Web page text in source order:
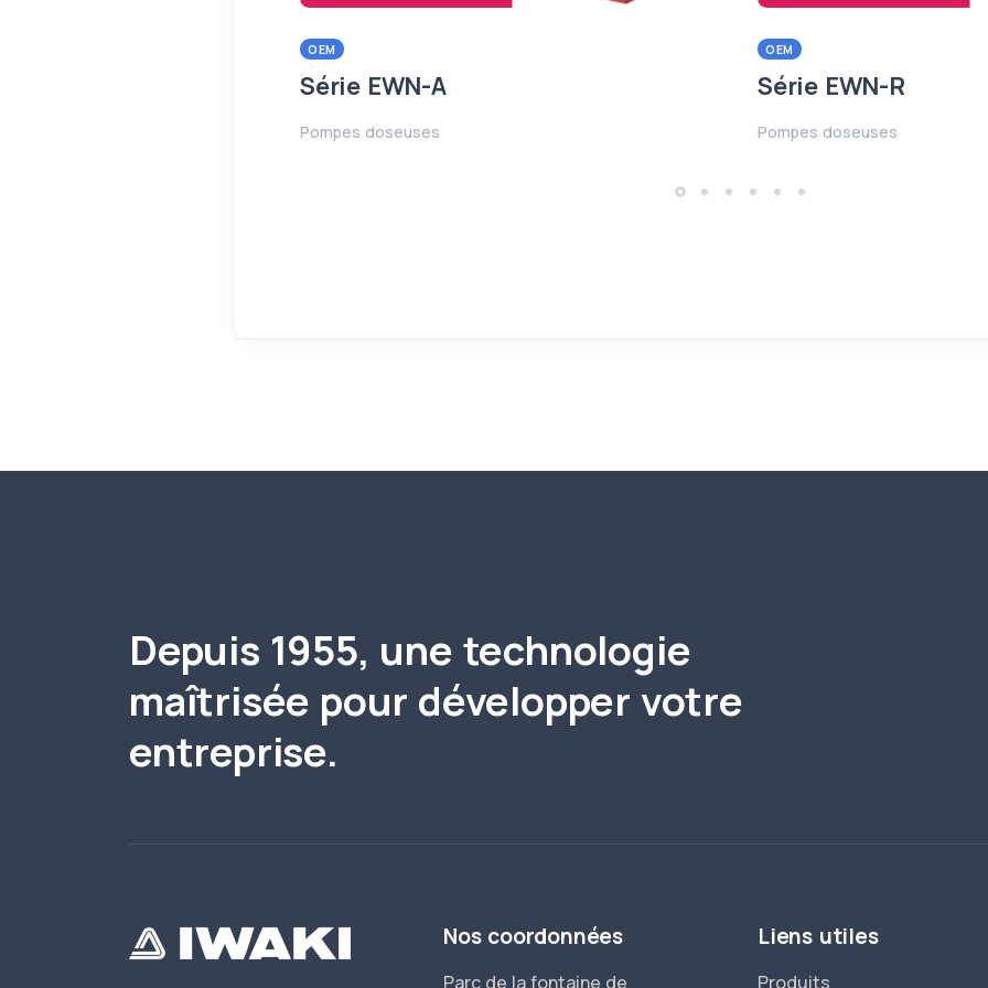
OEM
Série EWN-A
Pompes doseuses
OEM
Série EWN-R
Pompes doseuses
Depuis 1955, une technologie
maîtrisée pour développer votre
entreprise.
Nos coordonnées
Parc de la fontaine de
Liens utiles
Produits